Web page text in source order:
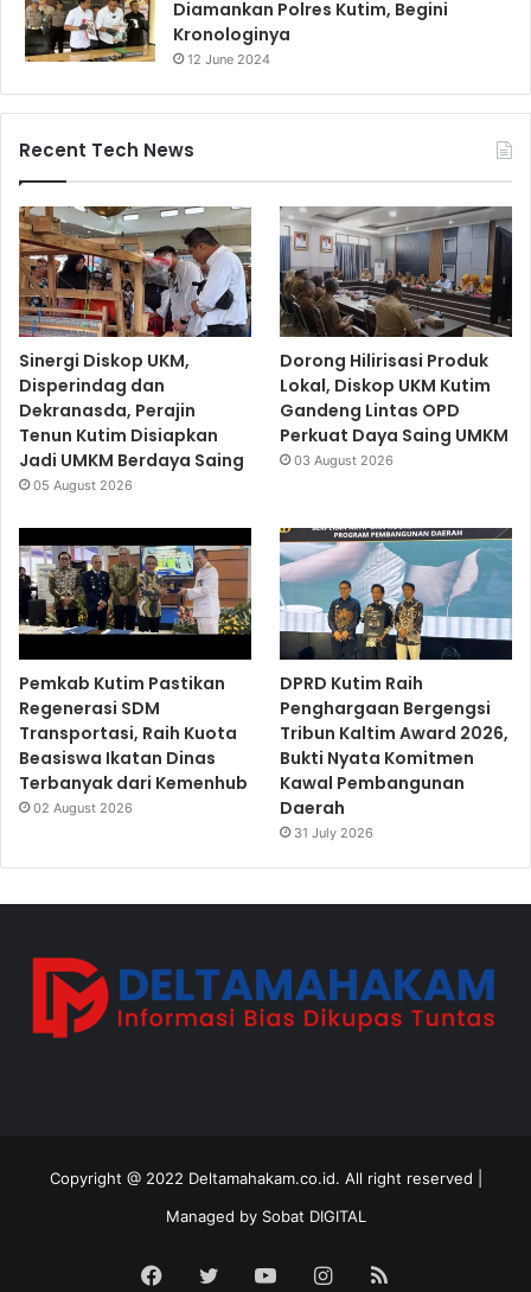
Diamankan Polres Kutim, Begini
Kronologinya
12 June 2024
Recent Tech News
Sinergi Diskop UKM,
Disperindag dan
Dekranasda, Perajin
Tenun Kutim Disiapkan
Jadi UMKM Berdaya Saing
05 August 2026
Dorong Hilirisasi Produk
Lokal, Diskop UKM Kutim
Gandeng Lintas OPD
Perkuat Daya Saing UMKM
03 August 2026
Pemkab Kutim Pastikan
Regenerasi SDM
Transportasi, Raih Kuota
Beasiswa Ikatan Dinas
Terbanyak dari Kemenhub
02 August 2026
DPRD Kutim Raih
Penghargaan Bergengsi
Tribun Kaltim Award 2026,
Bukti Nyata Komitmen
Kawal Pembangunan
Daerah
31 July 2026
Copyright @ 2022 Deltamahakam.co.id. All right reserved |
Managed by Sobat DIGITAL
Facebook
Twitter YouTubeInstagram